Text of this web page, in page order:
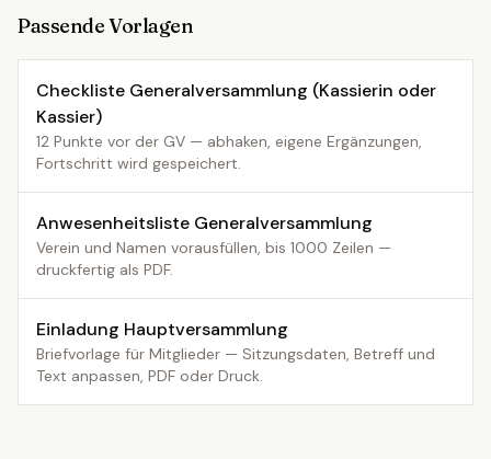
Passende Vorlagen
Checkliste Generalversammlung (Kassierin oder
Kassier)
12 Punkte vor der GV — abhaken, eigene Ergänzungen,
Fortschritt wird gespeichert.
Anwesenheitsliste Generalversammlung
Verein und Namen vorausfüllen, bis 1000 Zeilen —
druckfertig als PDF.
Einladung Hauptversammlung
Briefvorlage für Mitglieder — Sitzungsdaten, Betreff und
Text anpassen, PDF oder Druck.